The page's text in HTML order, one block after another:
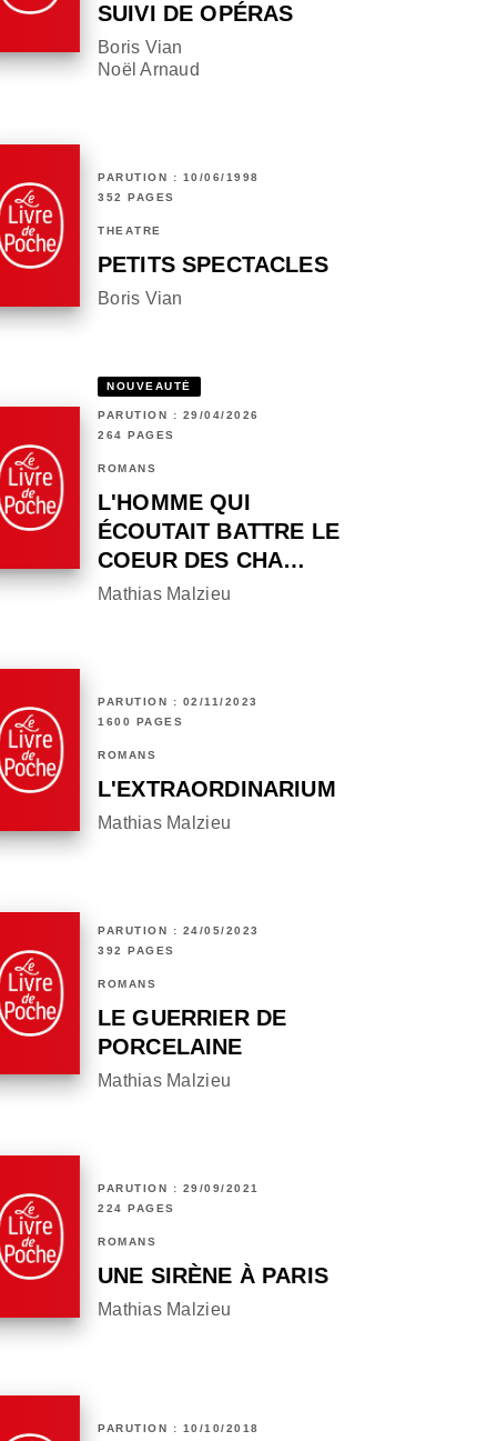
SUIVI DE OPÉRAS
Boris Vian
Noël Arnaud
PARUTION : 10/06/1998
352 PAGES
THÉÂTRE
PETITS SPECTACLES
Boris Vian
NOUVEAUTÉ
PARUTION : 29/04/2026
264 PAGES
ROMANS
L'HOMME QUI
ÉCOUTAIT BATTRE LE
COEUR DES CHA…
Mathias Malzieu
PARUTION : 02/11/2023
1600 PAGES
ROMANS
L'EXTRAORDINARIUM
Mathias Malzieu
PARUTION : 24/05/2023
392 PAGES
ROMANS
LE GUERRIER DE
PORCELAINE
Mathias Malzieu
PARUTION : 29/09/2021
224 PAGES
ROMANS
UNE SIRÈNE À PARIS
Mathias Malzieu
PARUTION : 10/10/2018